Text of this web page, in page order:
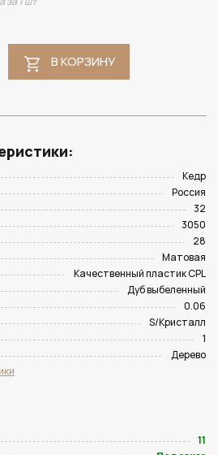
В КОРЗИНУ
Кедр
Россия
32
3050
28
Матовая
Качественный пластик CPL
Дуб выбеленный
0.06
S/Кристалл
1
Дерево
11